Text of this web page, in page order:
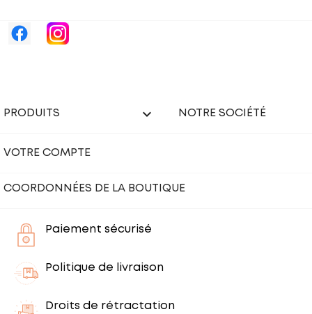
PRODUITS  NOTRE SOCIÉTÉ
VOTRE COMPTE
COORDONNÉES DE LA BOUTIQUE
Paiement sécurisé
Politique de livraison
Droits de rétractation